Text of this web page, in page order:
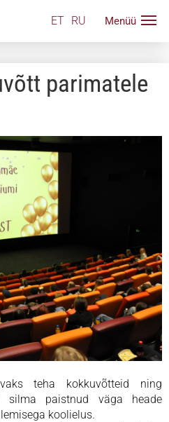
ET RU
parimatele
teha kokkuvõtteid ning
silma paistnud väga heade
koolielus.